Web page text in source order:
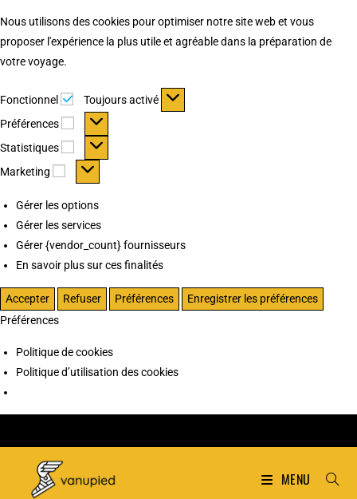
Nous utilisons des cookies pour optimiser notre site web et vous
proposer l'expérience la plus utile et agréable dans la préparation de
votre voyage.
Fonctionnel Fonctionnel
Toujours activé
Préférences
Préférences
Statistiques Statistiques
Marketing Marketing
Gérer les options
Gérer les services
Gérer {vendor_count} fournisseurs
En savoir plus sur ces finalités
Accepter Refuser Préférences
Enregistrer les préférences
Préférences
Politique de cookies
Politique d’utilisation des cookies
MENU